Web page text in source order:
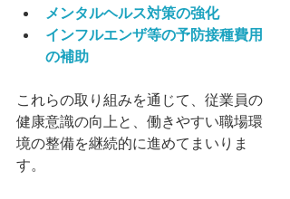
メンタルヘルス対策の強化
インフルエンザ等の予防接種費用
の補助
これらの取り組みを通じて、従業員の
健康意識の向上と、働きやすい職場環
境の整備を継続的に進めてまいりま
す。